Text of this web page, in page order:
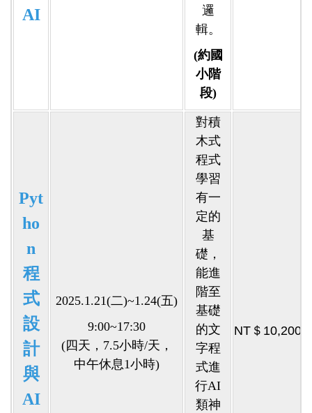
AI
邏
輯。
(約國
小階
段)
Pyt
ho
n
程
式
設
計
與
AI
2025.1.21(二)~1.24(五)
9:00~17:30
(四天，7.5小時/天，
中午休息1小時)
對積
木式
程式
學習
有一
定的
基
礎，
能進
階至
基礎
的文
字程
式進
行AI
類神
NT＄10,200